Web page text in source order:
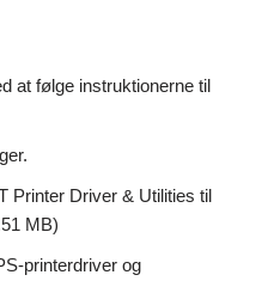
at følge instruktionerne til
Printer Driver & Utilities til
MB)
printerdriver og